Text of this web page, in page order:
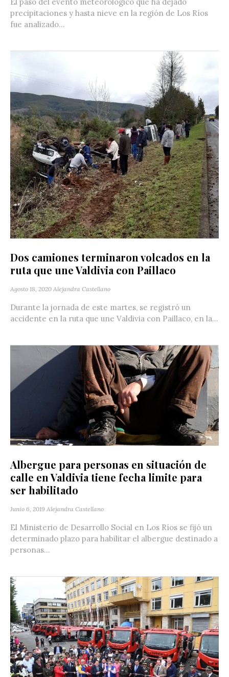
precipitaciones y hasta nieve en la región de Los Ríos
fue analizado...
Dos camiones terminaron volcados en la
ruta que une Valdivia con Paillaco
Agosto 18, 2020 Alejandra Castellano
Durante la jornada de este martes, se registró un
accidente en la ruta que une Valdivia con Paillaco, en la...
Albergue para personas en situación de
calle en Valdivia tiene fecha limite para
ser habilitado
Junio 6, 2019 Alejandra Castellano
El Ministerio de Desarrollo Social en Los Ríos se fijó un
determinado plazo para habilitar el albergue destinado a
personas...